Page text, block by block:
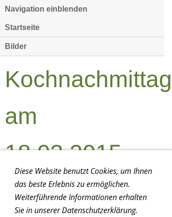
Navigation einblenden
Startseite
Bilder
Kochnachmittag
am
18.03.2015
Diese Website benutzt Cookies, um Ihnen
das beste Erlebnis zu ermöglichen.
Weiterführende Informationen erhalten
Sie in unserer Datenschutzerklärung.